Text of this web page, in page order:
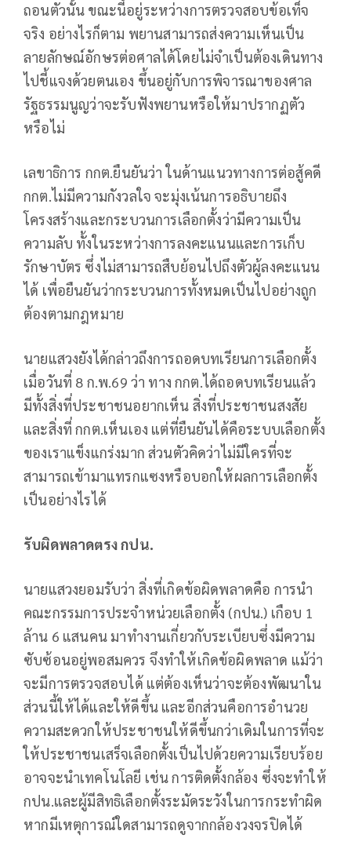
ถอนตัวนั้น ขณะนี้อยู่ระหว่างการตรวจสอบข้อเท็จ
จริง อย่างไรก็ตาม พยานสามารถส่งความเห็นเป็น
ลายลักษณ์อักษรต่อศาลได้โดยไม่จำเป็นต้องเดินทาง
ไปชี้แจงด้วยตนเอง ขึ้นอยู่กับการพิจารณาของศาล
รัฐธรรมนูญว่าจะรับฟังพยานหรือให้มาปรากฏตัว
หรือไม่
เลขาธิการ กกต.ยืนยันว่า ในด้านแนวทางการต่อสู้คดี
กกต.ไม่มีความกังวลใจ จะมุ่งเน้นการอธิบายถึง
โครงสร้างและกระบวนการเลือกตั้งว่ามีความเป็น
ความลับ ทั้งในระหว่างการลงคะแนนและการเก็บ
รักษาบัตร ซึ่งไม่สามารถสืบย้อนไปถึงตัวผู้ลงคะแนน
ได้ เพื่อยืนยันว่ากระบวนการทั้งหมดเป็นไปอย่างถูก
ต้องตามกฎหมาย
นายแสวงยังได้กล่าวถึงการถอดบทเรียนการเลือกตั้ง
เมื่อวันที่ 8 ก.พ.69 ว่า ทาง กกต.ได้ถอดบทเรียนแล้ว
มีทั้งสิ่งที่ประชาชนอยากเห็น สิ่งที่ประชาชนสงสัย
และสิ่งที่ กกต.เห็นเอง แต่ที่ยืนยันได้คือระบบเลือกตั้ง
ของเราแข็งแกร่งมาก ส่วนตัวคิดว่าไม่มีใครที่จะ
สามารถเข้ามาแทรกแซงหรือบอกให้ผลการเลือกตั้ง
เป็นอย่างไรได้
รับผิดพลาดตรง กปน.
นายแสวงยอมรับว่า สิ่งที่เกิดข้อผิดพลาดคือ การนำ
คณะกรรมการประจำหน่วยเลือกตั้ง (กปน.) เกือบ 1
ล้าน 6 แสนคน มาทำงานเกี่ยวกับระเบียบซึ่งมีความ
ซับซ้อนอยู่พอสมควร จึงทำให้เกิดข้อผิดพลาด แม้ว่า
จะมีการตรวจสอบได้ แต่ต้องเห็นว่าจะต้องพัฒนาใน
ส่วนนี้ให้ได้และให้ดีขึ้น และอีกส่วนคือการอำนวย
ความสะดวกให้ประชาชนให้ดีขึ้นกว่าเดิมในการที่จะ
ให้ประชาชนเสร็จเลือกตั้งเป็นไปด้วยความเรียบร้อย
อาจจะนำเทคโนโลยี เช่น การติดตั้งกล้อง ซึ่งจะทำให้
กปน.และผู้มีสิทธิเลือกตั้งระมัดระวังในการกระทำผิด
หากมีเหตุการณ์ใดสามารถดูจากกล้องวงจรปิดได้